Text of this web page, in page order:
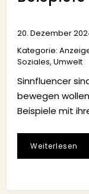
20. Dezember
Kategorie:
Soziales, Umwelt
Sinnfluencer
bewegen
Beispiele mit
Weiterlesen